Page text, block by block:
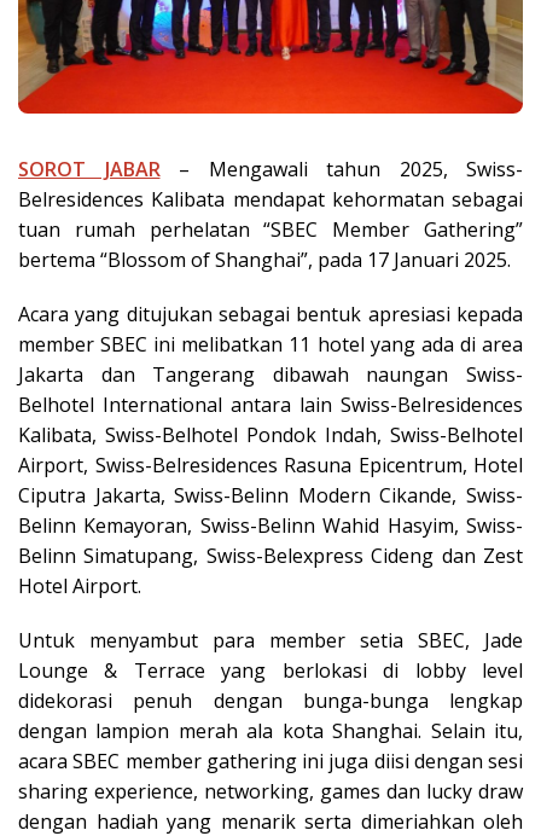
SOROT JABAR– Mengawali tahun 2025, Swiss-
Belresidences Kalibata mendapat kehormatan sebagai
tuan rumah perhelatan “SBEC Member Gathering”
bertema “Blossom of Shanghai”, pada 17 Januari 2025.
Acara yang ditujukan sebagai bentuk apresiasi kepada
member SBEC ini melibatkan 11 hotel yang ada di area
Jakarta dan Tangerang dibawah naungan Swiss-
Belhotel International antara lain Swiss-Belresidences
Kalibata, Swiss-Belhotel Pondok Indah, Swiss-Belhotel
Airport, Swiss-Belresidences Rasuna Epicentrum, Hotel
Ciputra Jakarta, Swiss-Belinn Modern Cikande, Swiss-
Belinn Kemayoran, Swiss-Belinn Wahid Hasyim, Swiss-
Belinn Simatupang, Swiss-Belexpress Cideng dan Zest
Hotel Airport.
Untuk menyambut para member setia SBEC, Jade
Lounge & Terrace yang berlokasi di lobby level
didekorasi penuh dengan bunga-bunga lengkap
dengan lampion merah ala kota Shanghai. Selain itu,
acara SBEC member gathering ini juga diisi dengan sesi
sharing experience, networking, games dan lucky draw
dengan hadiah yang menarik serta dimeriahkan oleh